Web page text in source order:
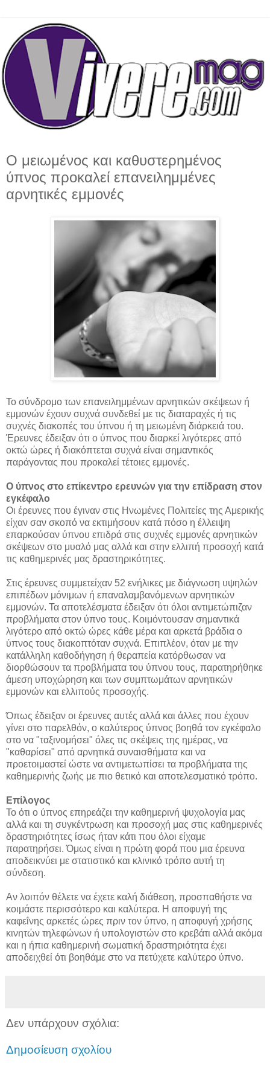
Ο μειωμένος και καθυστερημένος
ύπνος προκαλεί επανειλημμένες
αρνητικές εμμονές
Το σύνδρομο των επανειλημμένων αρνητικών σκέψεων ή
εμμονών έχουν συχνά συνδεθεί με τις διαταραχές ή τις
συχνές διακοπές του ύπνου ή τη μειωμένη διάρκειά του.
Έρευνες έδειξαν ότι ο ύπνος που διαρκεί λιγότερες από
οκτώ ώρες ή διακόπτεται συχνά είναι σημαντικός
παράγοντας που προκαλεί τέτοιες εμμονές.
Ο ύπνος στο επίκεντρο ερευνών για την επίδραση στον
εγκέφαλο
Οι έρευνες που έγιναν στις Ηνωμένες Πολιτείες της Αμερικής
είχαν σαν σκοπό να εκτιμήσουν κατά πόσο η έλλειψη
επαρκούσαν ύπνου επιδρά στις συχνές εμμονές αρνητικών
σκέψεων στο μυαλό μας αλλά και στην ελλιπή προσοχή κατά
τις καθημερινές μας δραστηρικότητες.
Στις έρευνες συμμετείχαν 52 ενήλικες με διάγνωση υψηλών
επιπέδων μόνιμων ή επαναλαμβανόμενων αρνητικών
εμμονών. Τα αποτελέσματα έδειξαν ότι όλοι αντιμετώπιζαν
προβλήματα στον ύπνο τους. Κοιμόντουσαν σημαντικά
λιγότερο από οκτώ ώρες κάθε μέρα και αρκετά βράδια ο
ύπνος τους διακοπτόταν συχνά. Επιπλέον, όταν με την
κατάλληλη καθοδήγηση ή θεραπεία κατόρθωσαν να
διορθώσουν τα προβλήματα του ύπνου τους, παρατηρήθηκε
άμεση υποχώρηση και των συμπτωμάτων αρνητικών
εμμονών και ελλιπούς προσοχής.
Όπως έδειξαν οι έρευνες αυτές αλλά και άλλες που έχουν
γίνει στο παρελθόν, ο καλύτερος ύπνος βοηθά τον εγκέφαλο
στο να "ταξινομήσει" όλες τις σκέψεις της ημέρας, να
"καθαρίσει" από αρνητικά συναισθήματα και να
προετοιμαστεί ώστε να αντιμετωπίσει τα προβλήματα της
καθημερινής ζωής με πιο θετικό και αποτελεσματικό τρόπο.
Επίλογος
Το ότι ο ύπνος επηρεάζει την καθημερινή ψυχολογία μας
αλλά και τη συγκέντρωση και προσοχή μας στις καθημερινές
δραστηριότητες ίσως ήταν κάτι που όλοι είχαμε
παρατηρήσει. Όμως είναι η πρώτη φορά που μια έρευνα
αποδεικνύει με στατιστικό και κλινικό τρόπο αυτή τη
σύνδεση.
Αν λοιπόν θέλετε να έχετε καλή διάθεση, προσπαθήστε να
κοιμάστε περισσότερο και καλύτερα. Η αποφυγή της
καφεΐνης αρκετές ώρες πριν τον ύπνο, η αποφυγή χρήσης
κινητών τηλεφώνων ή υπολογιστών στο κρεβάτι αλλά ακόμα
και η ήπια καθημερινή σωματική δραστηριότητα έχει
αποδειχθεί ότι βοηθάμε στο να πετύχετε καλύτερο ύπνο.
Δεν υπάρχουν σχόλια:
Δημοσίευση σχολίου